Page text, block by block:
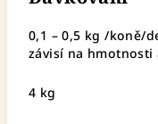
0,1 – 0,5 kg /koně/
závisí na hmotnosti
4 kg